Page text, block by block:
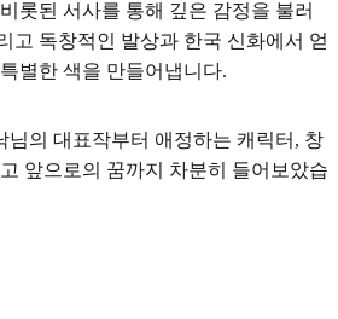
롯된 서사를 통해 깊은 감정을 불러
고 독창적인 발상과 한국 신화에서 얻
별한 색을 만들어냅니다.
님의 대표작부터 애정하는 캐릭터, 창
앞으로의 꿈까지 차분히 들어보았습